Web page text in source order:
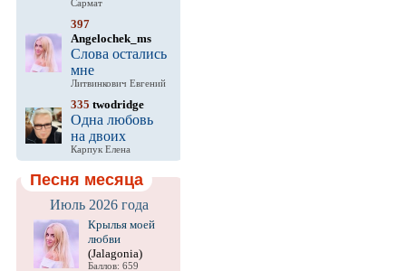
Сармат
397
Angelochek_ms
Слова остались
мне
Литвинкович Евгений
335 twodridge
Одна любовь
на двоих
Карпук Елена
Песня месяца
Июль 2026 года
Крылья моей
любви
(Jalagonia)
Баллов: 659